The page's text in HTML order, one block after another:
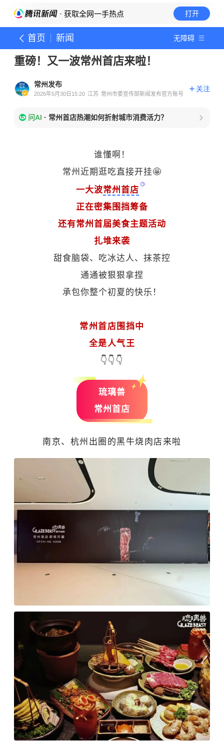
· 获取全网一手热点 打开
首页 新闻 无障碍
重磅！又一波常州首店来啦！
常州发布
2026年5月30日15:20 江苏 常州市委宣传部新闻发布官方账号
关注
问AI · 常州首店热潮如何折射城市消费活力？
谁懂啊！
常州近期逛吃直接开挂🤩
一大波常州首店
正在密集围挡筹备
还有常州首届美食主题活动
扎堆来袭
甜食脑袋、吃冰达人、抹茶控
通通被狠狠拿捏
承包你整个初夏的快乐！
常州首店围挡中
全是人气王
👇👇👇
琉璃兽
常州首店
南京、杭州出圈的黑牛烧肉店来啦